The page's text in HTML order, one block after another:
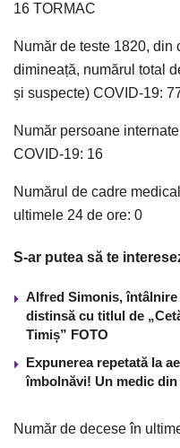
16 TORMAC
Număr de teste 1820, din
dimineață, numărul total
și suspecte) COVID-19:
Număr persoane
COVID-19: 16
Numărul de cadre
ultimele 24 de ore: 0
S-ar putea să te
Alfred Simonis,
distinsă cu titlul de
Timiș” FOTO
Expunerea repetată la
îmbolnăvi! Un medic
Număr de decese în